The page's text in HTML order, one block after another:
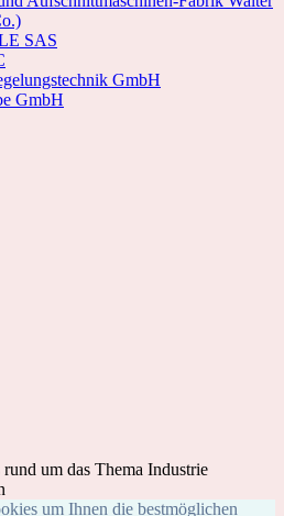
SAS
GmbH
GmbH
um das Thema Industrie
um Ihnen die bestmöglichen